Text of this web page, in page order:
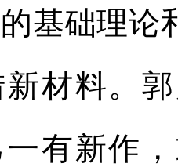
基础理论
材料。
有新作